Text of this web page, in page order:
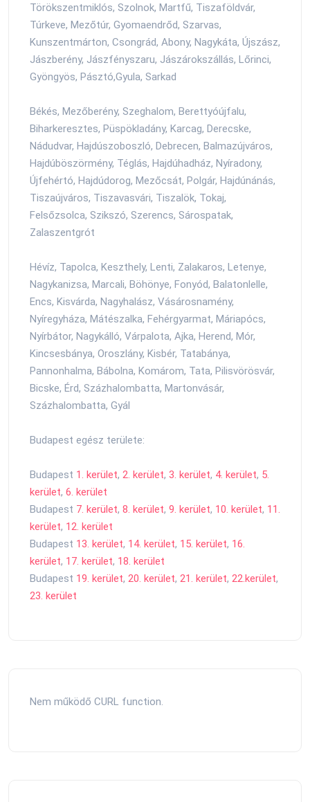
Törökszentmiklós, Szolnok, Martfű, Tiszaföldvár,
Túrkeve, Mezőtúr, Gyomaendrőd, Szarvas,
Kunszentmárton, Csongrád, Abony, Nagykáta, Újszász,
Jászberény, Jászfényszaru, Jászárokszállás, Lőrinci,
Gyöngyös, Pásztó,Gyula, Sarkad
Békés, Mezőberény, Szeghalom, Berettyóújfalu,
Biharkeresztes, Püspökladány, Karcag, Derecske,
Nádudvar, Hajdúszoboszló, Debrecen, Balmazújváros,
Hajdúböszörmény, Téglás, Hajdúhadház, Nyíradony,
Újfehértó, Hajdúdorog, Mezőcsát, Polgár, Hajdúnánás,
Tiszaújváros, Tiszavasvári, Tiszalök, Tokaj,
Felsőzsolca, Szikszó, Szerencs, Sárospatak,
Zalaszentgrót
Hévíz, Tapolca, Keszthely, Lenti, Zalakaros, Letenye,
Nagykanizsa, Marcali, Böhönye, Fonyód, Balatonlelle,
Encs, Kisvárda, Nagyhalász, Vásárosnamény,
Nyíregyháza, Mátészalka, Fehérgyarmat, Máriapócs,
Nyírbátor, Nagykálló, Várpalota, Ajka, Herend, Mór,
Kincsesbánya, Oroszlány, Kisbér, Tatabánya,
Pannonhalma, Bábolna, Komárom, Tata, Pilisvörösvár,
Bicske, Érd, Százhalombatta, Martonvásár,
Százhalombatta, Gyál
Budapest egész területe:
Budapest 1. kerület, 2. kerület, 3. kerület, 4. kerület, 5.
kerület, 6. kerület
Budapest 7. kerület, 8. kerület, 9. kerület, 10. kerület, 11.
kerület, 12. kerület
Budapest 13. kerület, 14. kerület, 15. kerület, 16.
kerület, 17. kerület, 18. kerület
Budapest 19. kerület, 20. kerület, 21. kerület, 22.kerület,
23. kerület
Nem működő CURL function.